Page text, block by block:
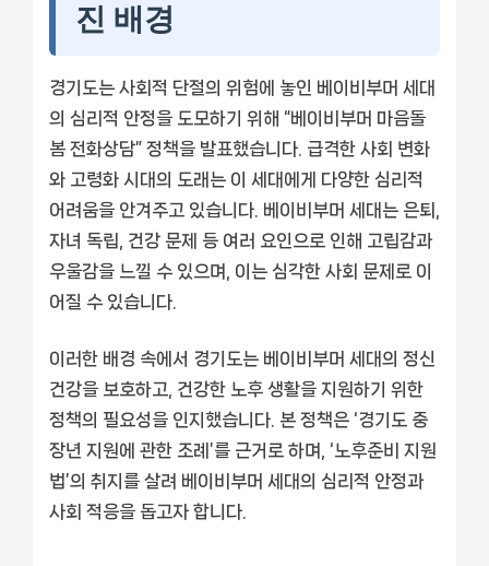
진 배경
경기도는 사회적 단절의 위험에 놓인 베이비부머 세대
의 심리적 안정을 도모하기 위해 “베이비부머 마음돌
봄 전화상담” 정책을 발표했습니다. 급격한 사회 변화
와 고령화 시대의 도래는 이 세대에게 다양한 심리적
어려움을 안겨주고 있습니다. 베이비부머 세대는 은퇴,
자녀 독립, 건강 문제 등 여러 요인으로 인해 고립감과
우울감을 느낄 수 있으며, 이는 심각한 사회 문제로 이
어질 수 있습니다.
이러한 배경 속에서 경기도는 베이비부머 세대의 정신
건강을 보호하고, 건강한 노후 생활을 지원하기 위한
정책의 필요성을 인지했습니다. 본 정책은 ‘경기도 중
장년 지원에 관한 조례’를 근거로 하며, ‘노후준비 지원
법’의 취지를 살려 베이비부머 세대의 심리적 안정과
사회 적응을 돕고자 합니다.